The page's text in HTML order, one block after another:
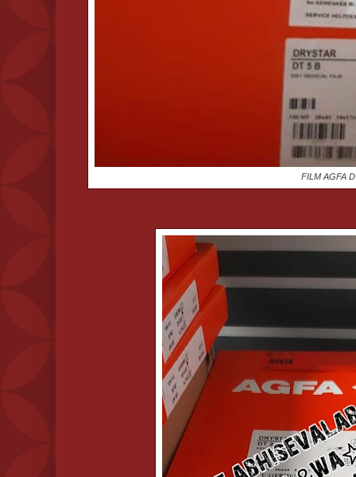
FILM AGFA